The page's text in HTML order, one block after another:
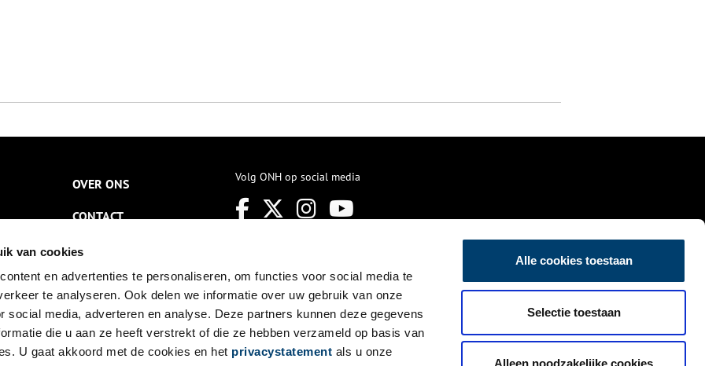
van cookies
en advertenties te personaliseren, om functies voor social media te
te analyseren. Ook delen we informatie over uw gebruik van onze
social media, adverteren en analyse. Deze partners kunnen deze gegevens
die u aan ze heeft verstrekt of die ze hebben verzameld op basis van
U gaat akkoord met de cookies en het privacystatement als u onze
Alle cookies toestaan
Selectie toestaan
Alleen noodzakelijke cookies
OVER ONS
CONTACT
NIEUWSBRIEF
DISCLAIMER
PRIVACY
TOEGANKELIJKHEID
Volg ONH op social media